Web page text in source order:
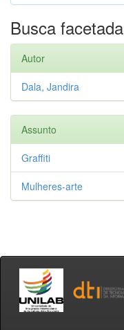
Busca facetada
Autor
Dala, Jandira
Assunto
Graffiti
Mulheres-arte